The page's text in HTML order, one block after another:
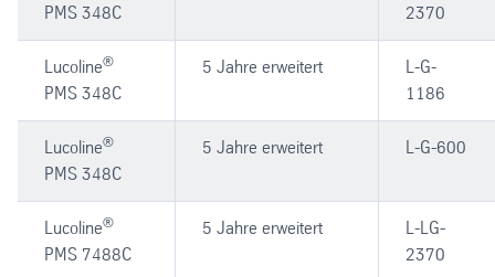
PMS 348C
2370
Lucoline®
PMS 348C
5 Jahre erweitert
L-G-
1186
Lucoline®
PMS 348C
5 Jahre erweitert L-G-600
Lucoline®
PMS 7488C
5 Jahre erweitert
L-LG-
2370